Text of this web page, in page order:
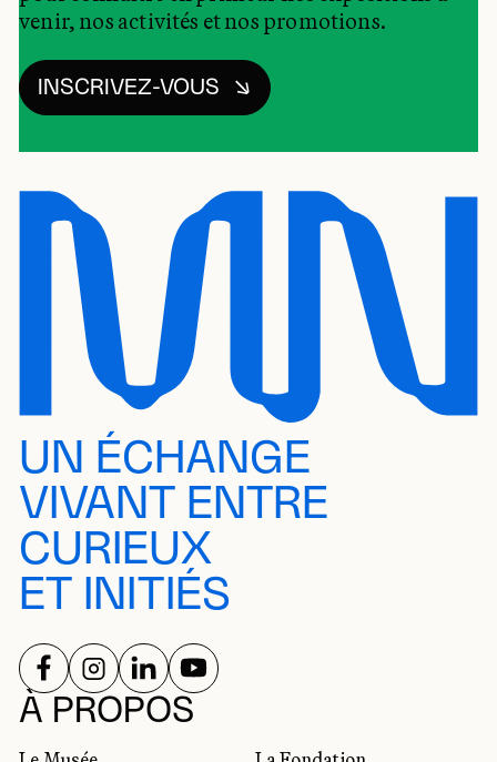
venir, nos activités et nos promotions.
INSCRIVEZ-VOUS
UN ÉCHANGE
VIVANT ENTRE
CURIEUX
ET INITIÉS
À PROPOS
RÉSEAUX SOCIAUX
SUIVEZ-NOUS SUR
SUIVEZ-NOUS SUR
SUIVEZ-NOUS SUR
SUIVEZ-NOUS SUR